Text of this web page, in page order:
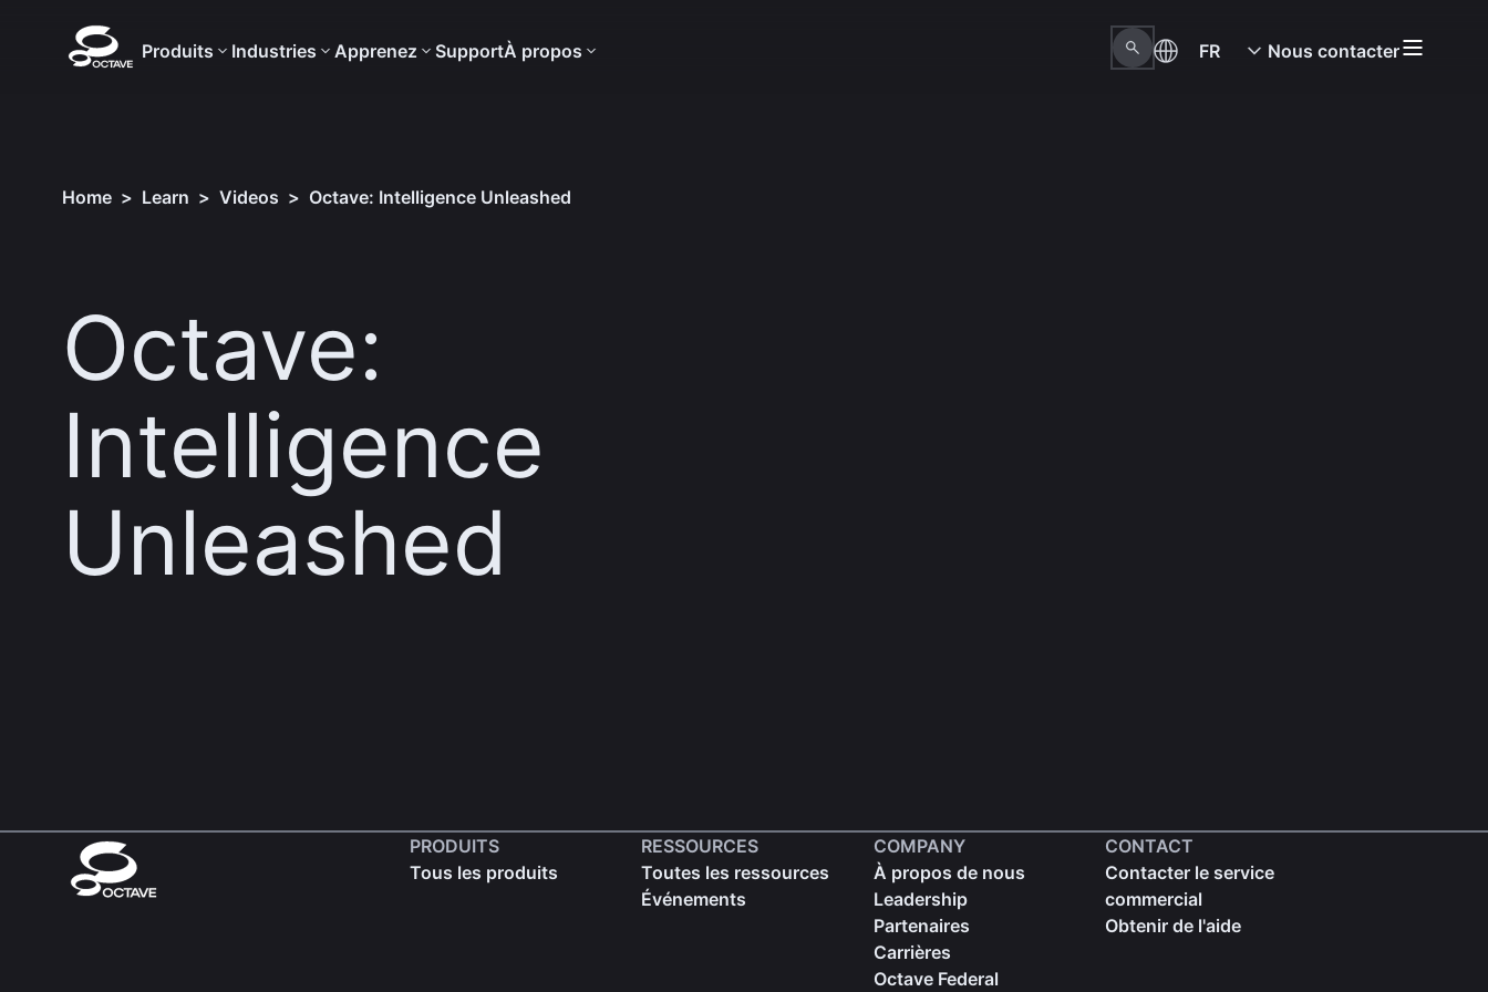
Produits Industries Apprenez SupportÀ propos FR Nous contacter
Home > Learn > Videos > Octave: Intelligence Unleashed
Octave:
Intelligence
Unleashed
PRODUITS
Tous les produits
RESSOURCES
Toutes les ressources
Événements
COMPANY
À propos de nous
Leadership
Partenaires
Carrières
Octave Federal
CONTACT
Contacter le service
commercial
Obtenir de l'aide